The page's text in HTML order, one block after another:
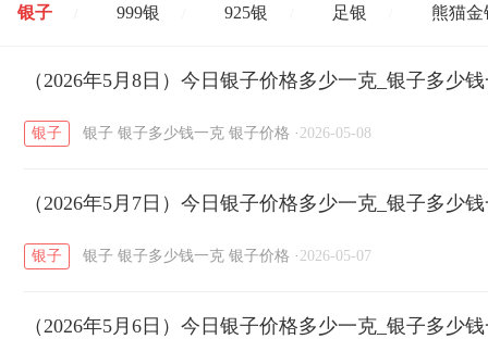
银子 999银 925银 足银 熊猫金
开国纪念币 大清银币 / 长城币 / 老
菜百 周生生 周大生
六福 / 金至尊 / 潮宏基 / 亚一金店
（2026年5月8日）今日银子价格多少一克_银子多少
银子 银子 银子多少钱一克 银子价格 · 2026-05-08
（2026年5月7日）今日银子价格多少一克_银子多少
银子 银子 银子多少钱一克 银子价格 · 2026-05-07
（2026年5月6日）今日银子价格多少一克_银子多少